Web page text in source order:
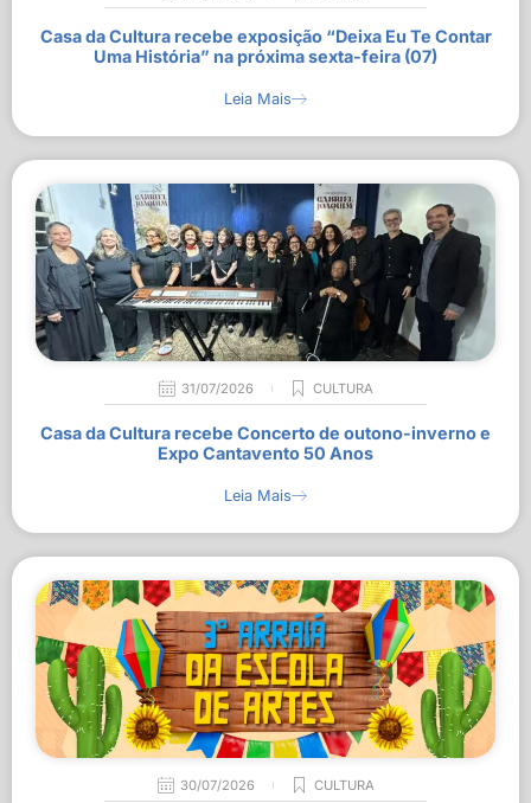
Casa da Cultura recebe exposição “Deixa Eu Te Contar
Uma História” na próxima sexta-feira (07)
Leia Mais
31/07/2026 CULTURA
Casa da Cultura recebe Concerto de outono-inverno e
Expo Cantavento 50 Anos
Leia Mais
30/07/2026 CULTURA